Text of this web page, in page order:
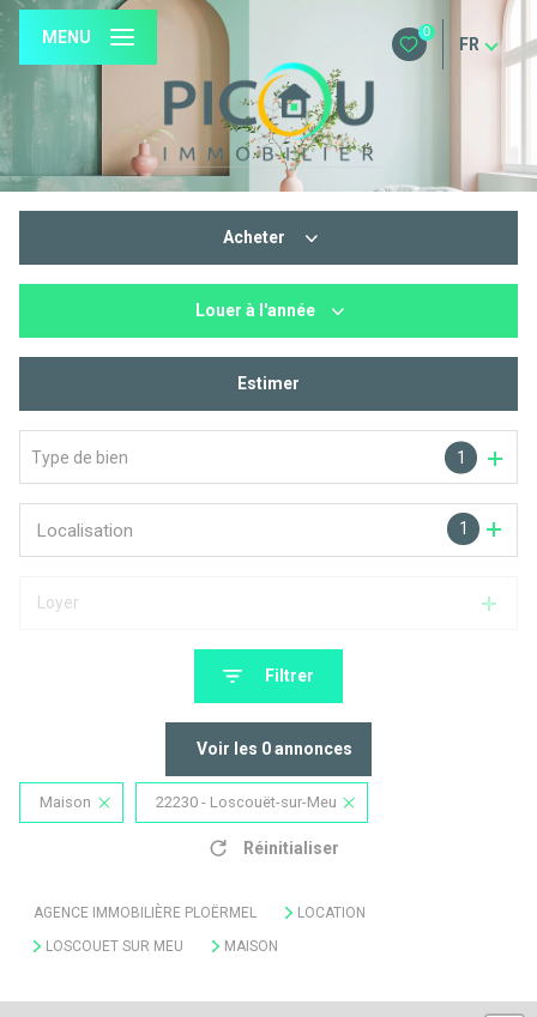
0
FR
MENU
Acheter
De l'immo pro
Louer à l'année
Estimer
Type de bien 1
1
Localisation
Loyer
Filtrer
Voir les 0annonces
Maison 22230 - Loscouët-sur-Meu
Réinitialiser
AGENCE IMMOBILIÈRE PLOËRMEL
LOCATION
LOSCOUET SUR MEU
MAISON